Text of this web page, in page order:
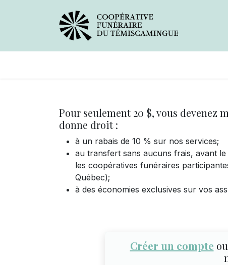
Pour seulement 20 $, vous devenez
donne droit :
à un rabais de 10 % sur nos services;
au transfert sans aucuns frais, avant
les coopératives funéraires
Québec);
à des économies exclusives sur vos
Créer un compte ou